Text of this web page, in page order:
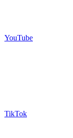
YouTube
TikTok